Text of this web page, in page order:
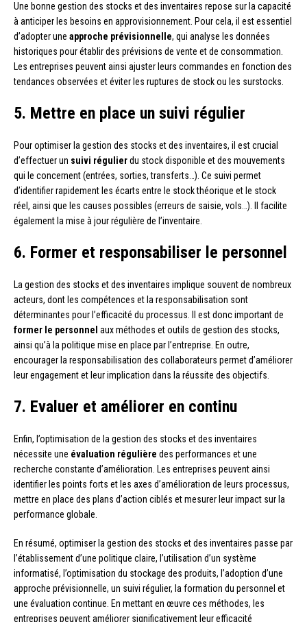
Une bonne gestion des stocks et des inventaires repose sur la capacité
à anticiper les besoins en approvisionnement. Pour cela, il est essentiel
d’adopter une approche prévisionnelle, qui analyse les données
historiques pour établir des prévisions de vente et de consommation.
Les entreprises peuvent ainsi ajuster leurs commandes en fonction des
tendances observées et éviter les ruptures de stock ou les surstocks.
5. Mettre en place un suivi régulier
Pour optimiser la gestion des stocks et des inventaires, il est crucial
d’effectuer un suivi régulierdu stock disponible et des mouvements
qui le concernent (entrées, sorties, transferts…). Ce suivi permet
d’identifier rapidement les écarts entre le stock théorique et le stock
réel, ainsi que les causes possibles (erreurs de saisie, vols…). Il facilite
également la mise à jour régulière de l’inventaire.
6. Former et responsabiliser le personnel
La gestion des stocks et des inventaires implique souvent de nombreux
acteurs, dont les compétences et la responsabilisation sont
déterminantes pour l’efficacité du processus. Il est donc important de
former le personnel aux méthodes et outils de gestion des stocks,
ainsi qu’à la politique mise en place par l’entreprise. En outre,
encourager la responsabilisation des collaborateurs permet d’améliorer
leur engagement et leur implication dans la réussite des objectifs.
7. Evaluer et améliorer en continu
Enfin, l’optimisation de la gestion des stocks et des inventaires
nécessite une évaluation régulière des performances et une
recherche constante d’amélioration. Les entreprises peuvent ainsi
identifier les points forts et les axes d’amélioration de leurs processus,
mettre en place des plans d’action ciblés et mesurer leur impact sur la
performance globale.
En résumé, optimiser la gestion des stocks et des inventaires passe par
l’établissement d’une politique claire, l’utilisation d’un système
informatisé, l’optimisation du stockage des produits, l’adoption d’une
approche prévisionnelle, un suivi régulier, la formation du personnel et
une évaluation continue. En mettant en œuvre ces méthodes, les
entreprises peuvent améliorer significativement leur efficacité